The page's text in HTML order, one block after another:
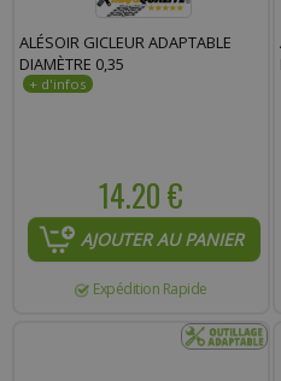
ALÉSOIR GICLEUR ADAPTABLE
DIAMÈTRE 0,35
14.20 €
AJOUTER AU PANIER
Expédition Rapide